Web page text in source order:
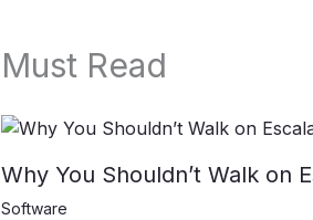
Must Read
Why You Shouldn’t Walk on
Software